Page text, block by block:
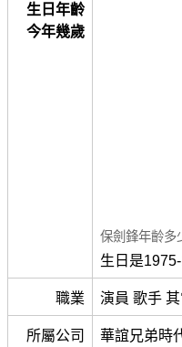
生日年齡
今年幾歲
保劍鋒年齡多
生日是
職業 演員 歌手
所屬公司 華誼兄弟時